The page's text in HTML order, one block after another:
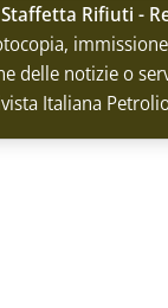
Staffetta Rifiuti -
delle notizie o
Italiana